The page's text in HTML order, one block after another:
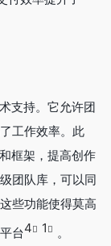
支持。它允许团
工作效率。此
框架，提高创作
团队库，可以同
些功能使得莫高
台4 1 。